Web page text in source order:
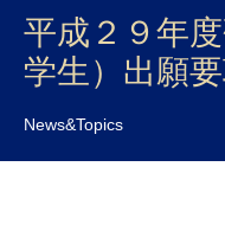
大学案内
学部・大学院・センタ
入試
平成２９年
学生）出願
News&Topics